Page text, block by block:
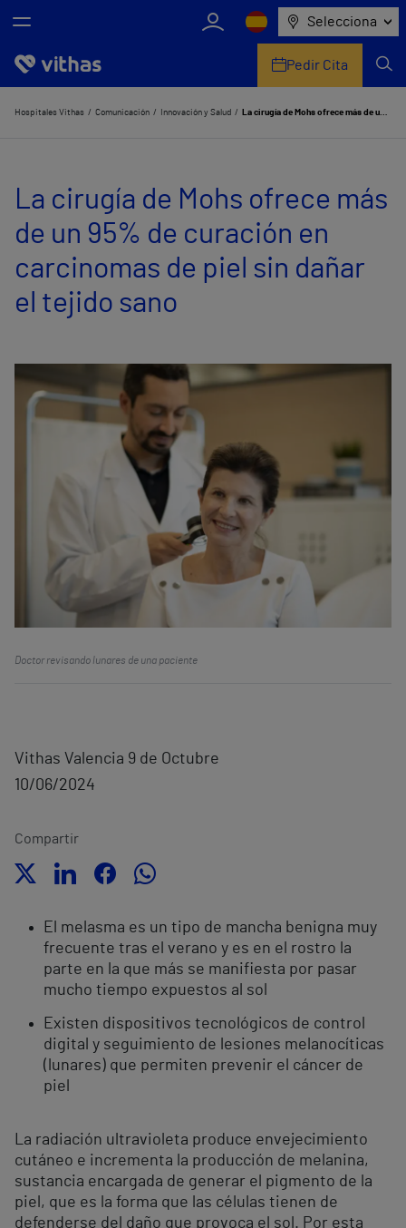
Selecciona
Nosotros
Servicios de salud
Equipo médico y asistencial
Pedir Cita
Hospitales Vithas Comunicación Innovación y Salud La cirugía de Mohs ofrece más de un 95% de curación en carcinomas de piel sin dañar el tejido sano
La cirugía de Mohs ofrece más
de un 95% de curación en
carcinomas de piel sin dañar
el tejido sano
Doctor revisando lunares de una paciente
Vithas Valencia 9 de Octubre
10/06/2024
Compartir
El melasma es un tipo de mancha benigna muy
frecuente tras el verano y es en el rostro la
parte en la que más se manifiesta por pasar
mucho tiempo expuestos al sol
Existen dispositivos tecnológicos de control
digital y seguimiento de lesiones melanocíticas
(lunares) que permiten prevenir el cáncer de
piel
La radiación ultravioleta produce envejecimiento
cutáneo e incrementa la producción de melanina,
sustancia encargada de generar el pigmento de la
piel, que es la forma que las células tienen de
defenderse del daño que provoca el sol. Por esta